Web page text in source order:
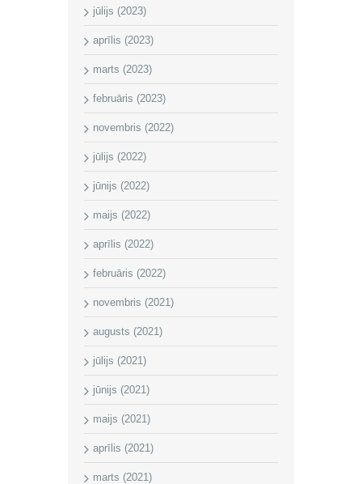
jūlijs (2023)
aprīlis (2023)
marts (2023)
februāris (2023)
novembris (2022)
jūlijs (2022)
jūnijs (2022)
maijs (2022)
aprīlis (2022)
februāris (2022)
novembris (2021)
augusts (2021)
jūlijs (2021)
jūnijs (2021)
maijs (2021)
aprīlis (2021)
marts (2021)